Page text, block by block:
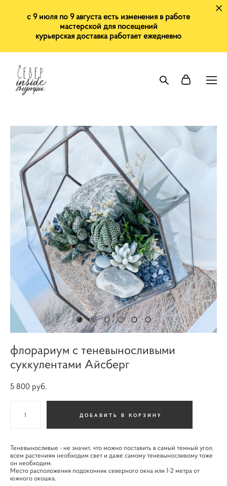
с 9 июля по 9 августа есть изменения в работе
мастерской для посещений
курьерская доставка работает ежедневно
флорариум с теневыносливыми
суккулентами Айсберг
5 800 pуб.
ДОБАВИТЬ В КОРЗИНУ
Теневыносливые - не значит, что можно поставить в самый темный угол,
всем растениям необходим свет и даже самому теневыносливому тоже
он необходим.
Место расположения подоконник северного окна или 1-2 метра от
южного окошка.